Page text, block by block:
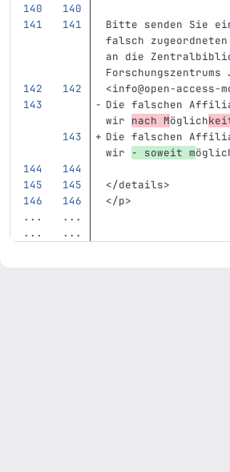
Bitte senden Sie
falsch
an die
<info@open-access-
Die falschen
wir nach Möglich
Die falschen
wir - soweit m
</details>
</p>
...
...
...
...